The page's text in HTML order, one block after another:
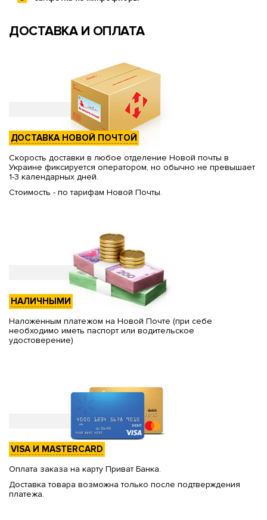
ДОСТАВКА И ОПЛАТА
ДОСТАВКА НОВОЙ ПОЧТОЙ
Скорость доставки в любое отделение Новой почты в
Украине фиксируется оператором, но обычно не превышает
1-3 календарных дней.
Стоимость - по тарифам Новой Почты.
НАЛИЧНЫМИ
Наложенным платежом на Новой Почте (при себе
необходимо иметь паспорт или водительское
удостоверение)
VISA И MASTERCARD
Оплата заказа на карту Приват Банка.
Доставка товара возможна только после подтверждения
платежа.